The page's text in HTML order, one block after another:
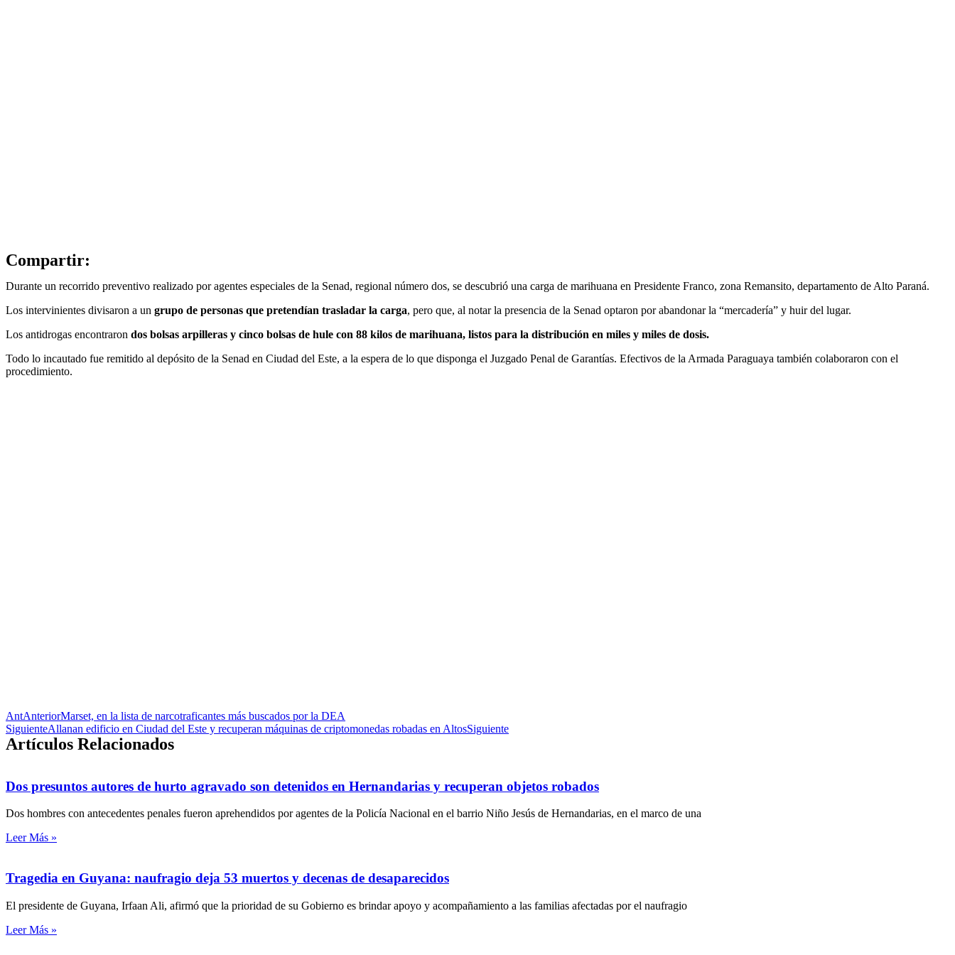
Compartir:
Durante un recorrido preventivo realizado por agentes especiales de la Senad, regional número dos, se descubrió una carga de marihuana en Presidente Franco, zona Remansito, departamento de Alto Paraná.
Los intervinientes divisaron a un grupo de personas que pretendían trasladar la carga, pero que, al notar la presencia de la Senad optaron por abandonar la “mercadería” y huir del lugar.
Los antidrogas encontraron dos bolsas arpilleras y cinco bolsas de hule con 88 kilos de marihuana, listos para la distribución en miles y miles de dosis.
Todo lo incautado fue remitido al depósito de la Senad en Ciudad del Este, a la espera de lo que disponga el Juzgado Penal de Garantías. Efectivos de la Armada Paraguaya también colaboraron con el
procedimiento.
AntAnteriorMarset, en la lista de narcotraficantes más buscados por la DEA
SiguienteAllanan edificio en Ciudad del Este y recuperan máquinas de criptomonedas robadas en AltosSiguiente
Artículos Relacionados
Dos presuntos autores de hurto agravado son detenidos en Hernandarias y recuperan objetos robados
Dos hombres con antecedentes penales fueron aprehendidos por agentes de la Policía Nacional en el barrio Niño Jesús de Hernandarias, en el marco de una
Leer Más »
Tragedia en Guyana: naufragio deja 53 muertos y decenas de desaparecidos
El presidente de Guyana, Irfaan Ali, afirmó que la prioridad de su Gobierno es brindar apoyo y acompañamiento a las familias afectadas por el naufragio
Leer Más »